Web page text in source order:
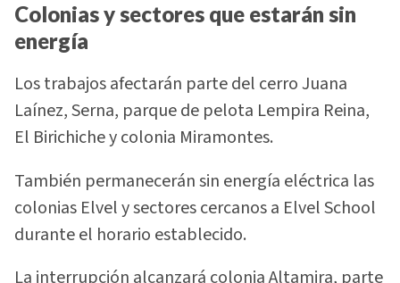
Colonias y sectores que estarán sin
energía
Los trabajos afectarán parte del cerro Juana
Laínez, Serna, parque de pelota Lempira Reina,
El Birichiche y colonia Miramontes.
También permanecerán sin energía eléctrica las
colonias Elvel y sectores cercanos a Elvel School
durante el horario establecido.
La interrupción alcanzará colonia Altamira, parte